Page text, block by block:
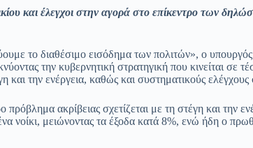
α
στ
εί
τε
και έλεγχοι στην αγορά στο επίκεντρο των
το διαθέσιμο εισόδημα των πολιτών», ο
την κυβερνητική στρατηγική που κινείται σε
και την ενέργεια, καθώς και συστηματικούς
ακρίβειας σχετίζεται με τη στέγη και την
νοίκι, μειώνοντας τα έξοδα κατά 8%, ενώ ήδη ο